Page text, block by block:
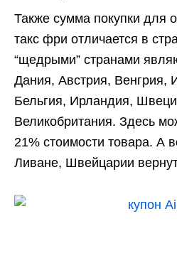
Также сумма покупки для
такс фри отличается в
“щедрыми” странами
Дания, Австрия, Венгрия,
Бельгия, Ирландия,
Великобритания. Здесь
21% стоимости товара. А
Ливане, Швейцарии